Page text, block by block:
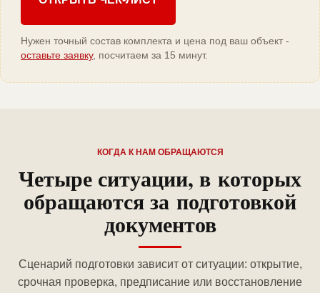
Нужен точный состав комплекта и цена под ваш объект -
оставьте заявку, посчитаем за 15 минут.
КОГДА К НАМ ОБРАЩАЮТСЯ
Четыре ситуации, в которых
обращаются за подготовкой
документов
Сценарий подготовки зависит от ситуации: открытие,
срочная проверка, предписание или восстановление